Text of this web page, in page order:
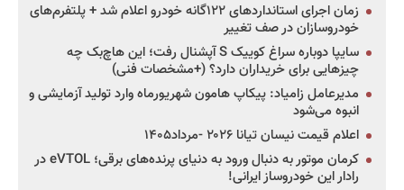
زمان اجرای استانداردهای ۱۲۲گانه خودرو اعلام شد + پلتفرم‌های
خودروسازان در صف تغییر
سایپا دوباره سراغ کوییک S آپشنال رفت؛ این هاچ‌بک چه
چیزهایی برای خریداران دارد؟ (+مشخصات فنی)
مدیرعامل زامیاد: پیکاپ هامون شهریورماه وارد تولید آزمایشی و
انبوه می‌شود
اعلام قیمت نیسان تیانا ۲۰۲۶ -مرداد۱۴۰۵
کرمان موتور به دنبال ورود به دنیای پرنده‌های برقی؛ eVTOL در
رادار این خودروساز ایرانی!